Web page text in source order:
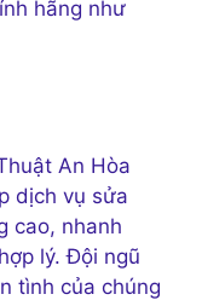
hãng như
An Hòa
dịch vụ sửa
cao, nhanh
lý. Đội ngũ
tình của chúng